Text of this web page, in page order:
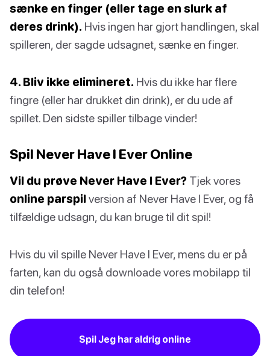
sænke en finger (eller tage en slurk af
deres drink). Hvis ingen har gjort handlingen, skal
spilleren, der sagde udsagnet, sænke en finger.
4. Bliv ikke elimineret. Hvis du ikke har flere
fingre (eller har drukket din drink), er du ude af
spillet. Den sidste spiller tilbage vinder!
Spil Never Have I Ever Online
Vil du prøve Never Have I Ever? Tjek vores
online parspilversion af Never Have I Ever, og få
tilfældige udsagn, du kan bruge til dit spil!
Hvis du vil spille Never Have I Ever, mens du er på
farten, kan du også downloade vores mobilapp til
din telefon!
Spil Jeg har aldrig online